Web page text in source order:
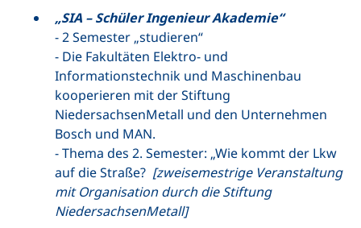
„SIA – SchülerIngenieurAkademie“
- 2 Semester „studieren“
- Die Fakultäten Elektro- und
Informationstechnik und Maschinenbau
kooperieren mit der Stiftung
NiedersachsenMetall und den Unternehmen
Bosch und MAN.
- Thema des 2. Semester: „Wie kommt der Lkw
auf die Straße? [zweisemestrige Veranstaltung
mit Organisation durch die Stiftung
NiedersachsenMetall]